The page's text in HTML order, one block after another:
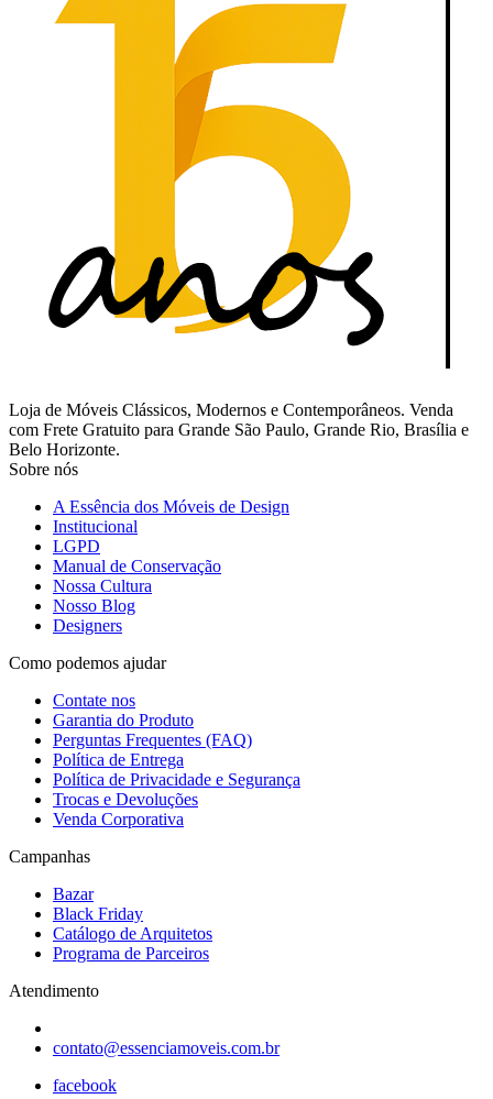
Loja de Móveis Clássicos, Modernos e Contemporâneos. Venda
com Frete Gratuito para Grande São Paulo, Grande Rio, Brasília e
Belo Horizonte.
Sobre nós
A Essência dos Móveis de Design
Institucional
LGPD
Manual de Conservação
Nossa Cultura
Nosso Blog
Designers
Como podemos ajudar
Contate nos
Garantia do Produto
Perguntas Frequentes (FAQ)
Política de Entrega
Política de Privacidade e Segurança
Trocas e Devoluções
Venda Corporativa
Campanhas
Bazar
Black Friday
Catálogo de Arquitetos
Programa de Parceiros
Atendimento
contato@essenciamoveis.com.br
facebook